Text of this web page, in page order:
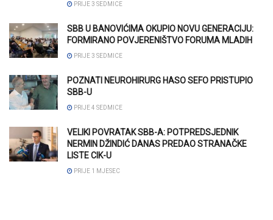
PRIJE 3 SEDMICE
SBB U BANOVIĆIMA OKUPIO NOVU GENERACIJU:
FORMIRANO POVJERENIŠTVO FORUMA MLADIH
PRIJE 3 SEDMICE
POZNATI NEUROHIRURG HASO SEFO PRISTUPIO
SBB-U
PRIJE 4 SEDMICE
VELIKI POVRATAK SBB-A: POTPREDSJEDNIK
NERMIN DŽINDIĆ DANAS PREDAO STRANAČKE
LISTE CIK-U
PRIJE 1 MJESEC